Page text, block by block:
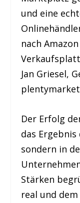
und eine
nach
Jan Griesel,
Der Erfolg
das
sondern in
Stärken
real und